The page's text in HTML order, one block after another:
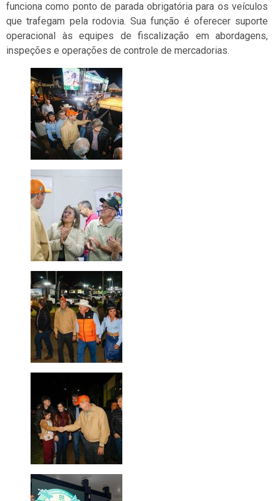
funciona como ponto de parada obrigatória para os veículos
que trafegam pela rodovia. Sua função é oferecer suporte
operacional às equipes de fiscalização em abordagens,
inspeções e operações de controle de mercadorias.